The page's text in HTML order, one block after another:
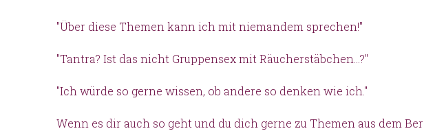
"Über diese Themen kann ich mit niemandem sprechen!"
"Tantra? Ist das nicht Gruppensex mit Räucherstäbchen...?"
"Ich würde so gerne wissen, ob andere so denken wie ich."
Wenn es dir auch so geht und du dich gerne zu Themen aus dem